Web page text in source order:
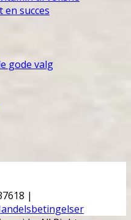
en succes
gode valg
|